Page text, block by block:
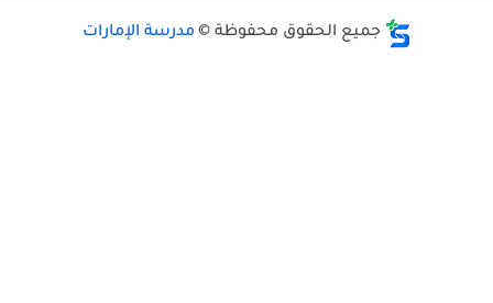
جميع الحقوق محفوظة ©مدرسة الإمارات